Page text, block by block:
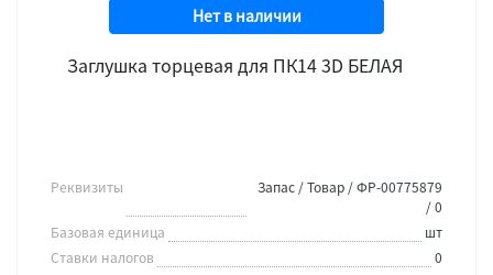
Нет в наличии
Заглушка торцевая для ПК14 3D БЕЛАЯ
Реквизиты
Запас / Товар / ФР-00775879
/ 0
Базовая единица
шт
Ставки налогов
0